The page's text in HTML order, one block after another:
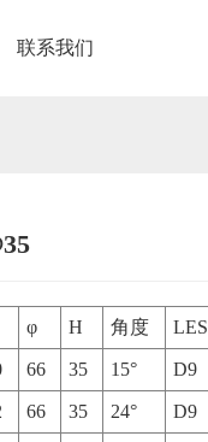
联系我们
φ H 角度 LES
66 35 15° D9
66 35 24° D9